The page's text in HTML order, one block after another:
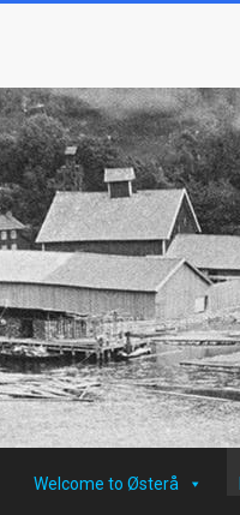
Welcome to Østerå